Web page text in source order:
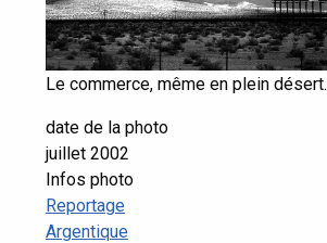
Le commerce, même en plein désert.
date de la photo
juillet 2002
Infos photo
Reportage
Argentique